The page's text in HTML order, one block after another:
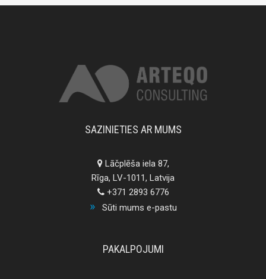
SAZINIETIES AR MUMS
Lāčplēša iela 87,
Rīga, LV-1011, Latvija
+371 2893 6776
Sūti mums e-pastu
PAKALPOJUMI